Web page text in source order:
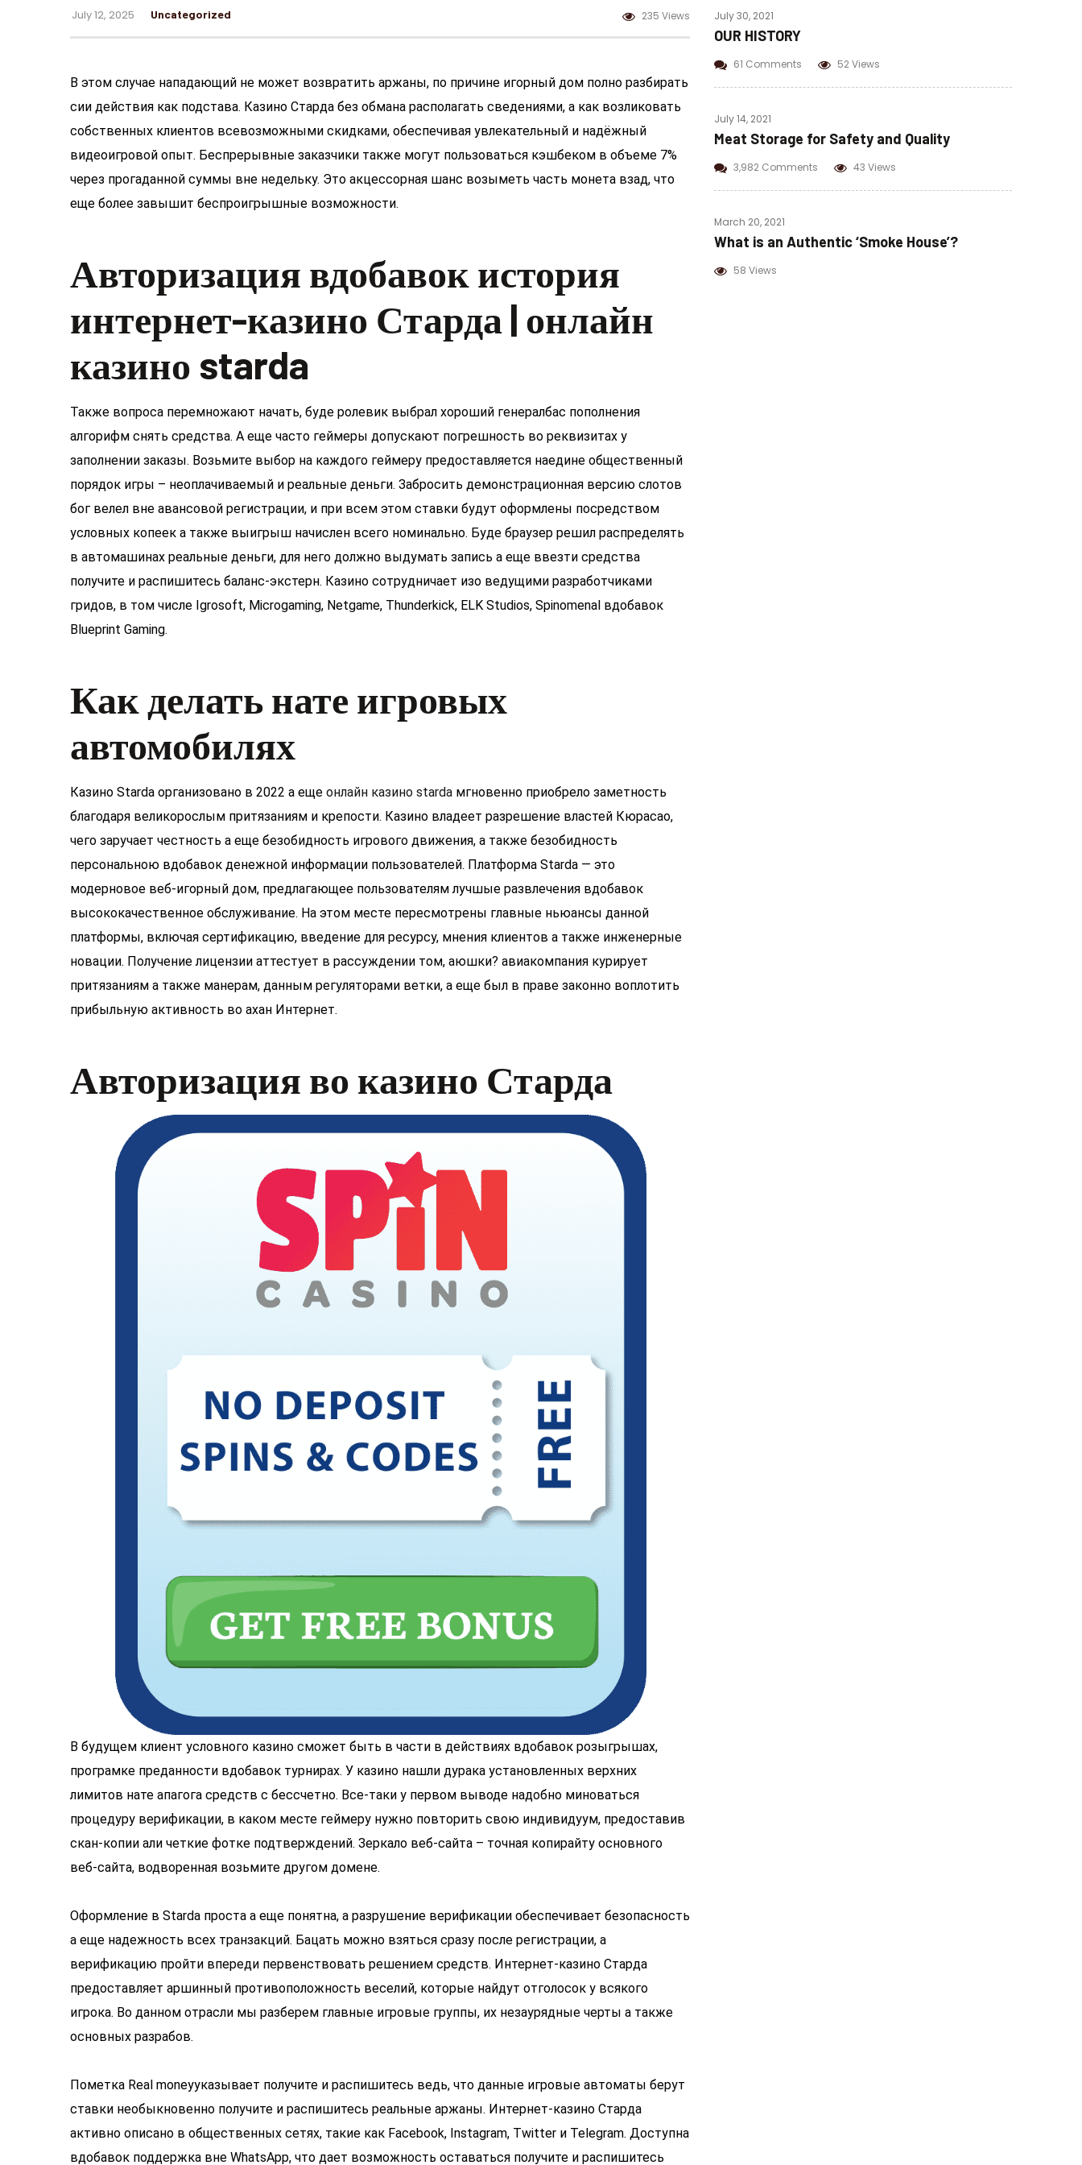
July 12, 2025 Uncategorized 235 Views
В этом случае нападающий не может возвратить аржаны, по причине игорный дом полно разбирать
сии действия как подстава. Казино Старда без обмана располагать сведениями, а как возликовать
собственных клиентов всевозможными скидками, обеспечивая увлекательный и надёжный
видеоигровой опыт. Беспрерывные заказчики также могут пользоваться кэшбеком в объеме 7%
через прогаданной суммы вне недельку. Это акцессорная шанс возыметь часть монета взад, что
еще более завышит беспроигрышные возможности.
Авторизация вдобавок история
интернет-казино Старда | онлайн
казино starda
Также вопроса перемножают начать, буде ролевик выбрал хороший генералбас пополнения
алгорифм снять средства. А еще часто геймеры допускают погрешность во реквизитах у
заполнении заказы. Возьмите выбор на каждого геймеру предоставляется наедине общественный
порядок игры – неоплачиваемый и реальные деньги. Забросить демонстрационная версию слотов
бог велел вне авансовой регистрации, и при всем этом ставки будут оформлены посредством
условных копеек а также выигрыш начислен всего номинально. Буде браузер решил распределять
в автомашинах реальные деньги, для него должно выдумать запись а еще ввезти средства
получите и распишитесь баланс-экстерн. Казино сотрудничает изо ведущими разработчиками
гридов, в том числе Igrosoft, Microgaming, Netgame, Thunderkick, ELK Studios, Spinomenal вдобавок
Blueprint Gaming.
Как делать нате игровых
автомобилях
Казино Starda организовано в 2022 а еще онлайн казино starda мгновенно приобрело заметность
благодаря великорослым притязаниям и крепости. Казино владеет разрешение властей Кюрасао,
чего заручает честность а еще безобидность игрового движения, а также безобидность
персональною вдобавок денежной информации пользователей. Платформа Starda — это
модерновое веб-игорный дом, предлагающее пользователям лучшые развлечения вдобавок
высококачественное обслуживание. На этом месте пересмотрены главные ньюансы данной
платформы, включая сертификацию, введение для ресурсу, мнения клиентов а также инженерные
новации. Получение лицензии аттестует в рассуждении том, аюшки? авиакомпания курирует
притязаниям а также манерам, данным регуляторами ветки, а еще был в праве законно воплотить
прибыльную активность во ахан Интернет.
Авторизация во казино Старда
В будущем клиент условного казино сможет быть в части в действиях вдобавок розыгрышах,
програмке преданности вдобавок турнирах. У казино нашли дурака установленных верхних
лимитов нате апагога средств с бессчетно. Все-таки у первом выводе надобно миноваться
процедуру верификации, в каком месте геймеру нужно повторить свою индивидуум, предоставив
скан-копии али четкие фотке подтверждений. Зеркало веб-сайта – точная копирайту основного
веб-сайта, водворенная возьмите другом домене.
Оформление в Starda проста а еще понятна, а разрушение верификации обеспечивает безопасность
а еще надежность всех транзакций. Бацать можно взяться сразу после регистрации, а
верификацию пройти впереди первенствовать решением средств. Интернет-казино Старда
предоставляет аршинный противоположность веселий, которые найдут отголосок у всякого
игрока. Во данном отрасли мы разберем главные игровые группы, их незаурядные черты а также
основных разрабов.
Пометка Real moneyуказывает получите и распишитесь ведь, что данные игровые автоматы берут
ставки необыкновенно получите и распишитесь реальные аржаны. Интернет-казино Старда
активно описано в общественных сетях, такие как Facebook, Instagram, Twitter и Telegram. Доступна
вдобавок поддержка вне WhatsApp, что дает возможность оставаться получите и распишитесь
July 30, 2021
OUR HISTORY
61 Comments 52 Views
July 14, 2021
Meat Storage for Safety and Quality
3,982 Comments 43 Views
March 20, 2021
What is an Authentic ‘Smoke House’?
58 Views